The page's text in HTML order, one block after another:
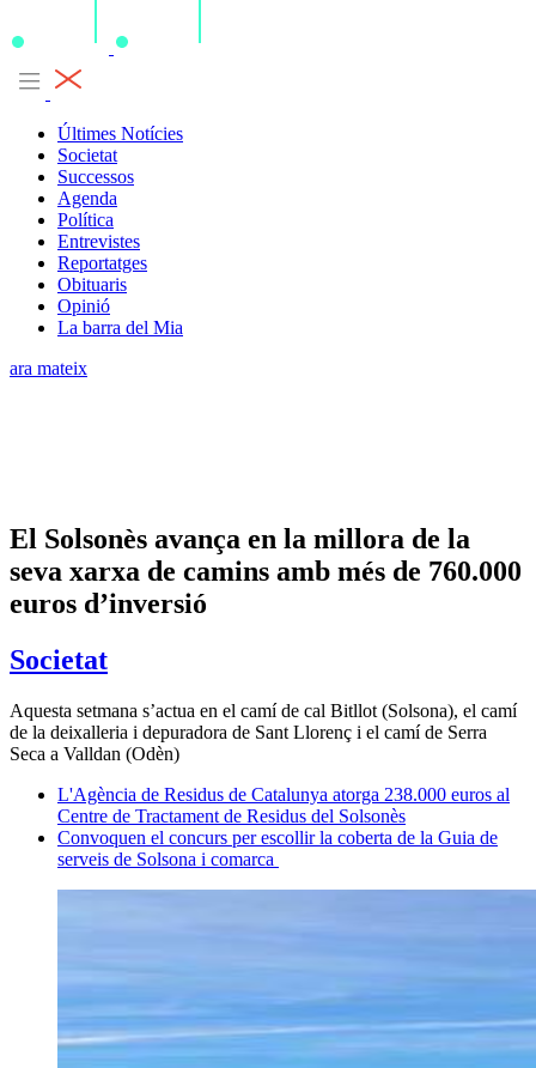
Últimes Notícies
Societat
Successos
Agenda
Política
Entrevistes
Reportatges
Obituaris
Opinió
La barra del Mia
ara mateix
El Solsonès avança en la millora de la
seva xarxa de camins amb més de 760.000
euros d’inversió
Societat
Aquesta setmana s’actua en el camí de cal Bitllot (Solsona), el camí
de la deixalleria i depuradora de Sant Llorenç i el camí de Serra
Seca a Valldan (Odèn)
L'Agència de Residus de Catalunya atorga 238.000 euros al
Centre de Tractament de Residus del Solsonès
Convoquen el concurs per escollir la coberta de la Guia de
serveis de Solsona i comarca